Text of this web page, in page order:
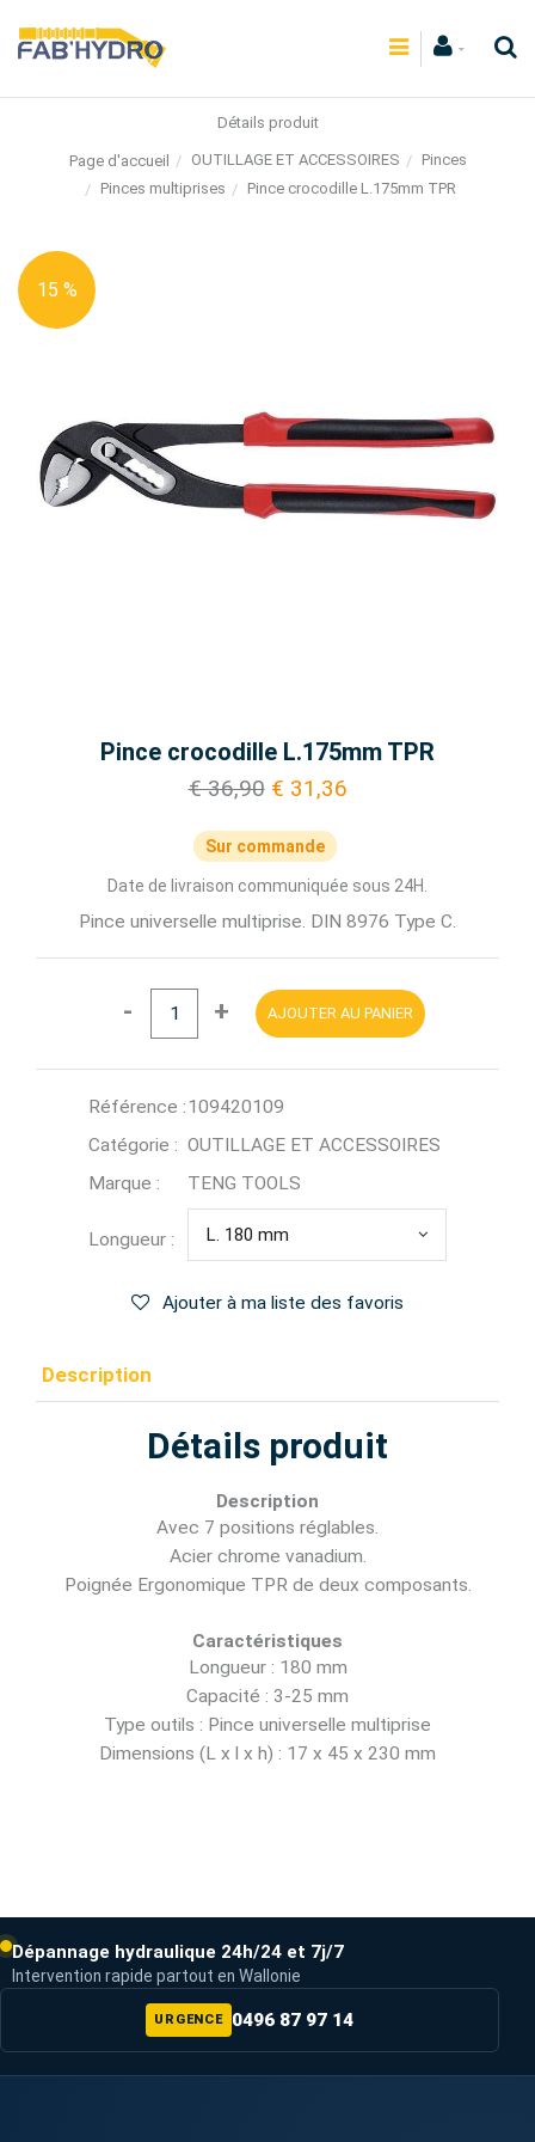
Détails produit
Page d'accueil OUTILLAGE ET ACCESSOIRES
Pinces
Pinces multiprises
Pince crocodille L.175mm TPR
15 %
Pince crocodille L.175mm TPR
€ 36,90 € 31,36
Sur commande
Date de livraison communiquée sous 24H.
Pince universelle multiprise. DIN 8976 Type C.
- + AJOUTER AU PANIER
Référence :109420109
Catégorie : OUTILLAGE ET ACCESSOIRES
Marque :
TENG TOOLS
Longueur : L. 180 mm
Ajouter à ma liste des favoris
Description
Détails produit
Description
Avec 7 positions réglables.
Acier chrome vanadium.
Poignée Ergonomique TPR de deux composants.
Caractéristiques
Longueur : 180 mm
Capacité : 3-25 mm
Type outils : Pince universelle multiprise
Dimensions (L x l x h) : 17 x 45 x 230 mm
Dépannage hydraulique 24h/24 et 7j/7
Intervention rapide partout en Wallonie
URGENCE 0496 87 97 14